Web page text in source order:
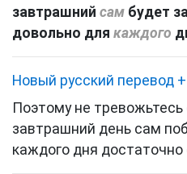
завтрашний сам будет
довольно для каждого
Новый русский перевод +
Поэтому не
завтрашний день сам
каждого дня достаточно